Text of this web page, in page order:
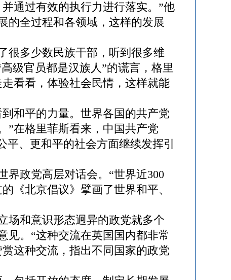
通过有效的执行力进行落实。”他
的全过程和各领域，这样的发展
多少数民族干部，听到很多维
级官员都是汉族人”的谎言，格里
看看，体验社会民情，这样就能
和平的力量。世界各国的共产党
”在格里菲斯看来，中国共产党
、更和平的社会方面继续发挥引
政党高层对话会。“世界近300
《北京倡议》擘画了世界和平、
和意识形态迥异的政党就多个
见。“这种交流在英国国内都非常
这种交流，指出不同国家的政党